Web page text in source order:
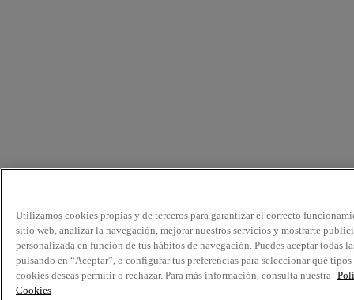
Utilizamos cookies propias y de terceros para garantizar el correcto
sitio web, analizar la navegación, mejorar nuestros servicios y mostrarte
personalizada en función de tus hábitos de navegación. Puedes aceptar todas
pulsando en “Aceptar”, o configurar tus preferencias para seleccionar qué tipos
cookies deseas permitir o rechazar. Para más información, consulta nuestra
Cookies